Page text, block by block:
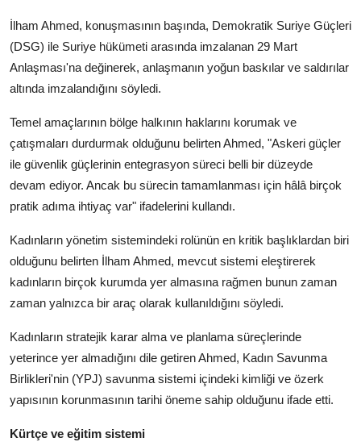
İlham Ahmed, konuşmasının başında, Demokratik Suriye Güçleri
(DSG) ile Suriye hükümeti arasında imzalanan 29 Mart
Anlaşması'na değinerek, anlaşmanın yoğun baskılar ve saldırılar
altında imzalandığını söyledi.
Temel amaçlarının bölge halkının haklarını korumak ve
çatışmaları durdurmak olduğunu belirten Ahmed, "Askeri güçler
ile güvenlik güçlerinin entegrasyon süreci belli bir düzeyde
devam ediyor. Ancak bu sürecin tamamlanması için hâlâ birçok
pratik adıma ihtiyaç var" ifadelerini kullandı.
Kadınların yönetim sistemindeki rolünün en kritik başlıklardan biri
olduğunu belirten İlham Ahmed, mevcut sistemi eleştirerek
kadınların birçok kurumda yer almasına rağmen bunun zaman
zaman yalnızca bir araç olarak kullanıldığını söyledi.
Kadınların stratejik karar alma ve planlama süreçlerinde
yeterince yer almadığını dile getiren Ahmed, Kadın Savunma
Birlikleri'nin (YPJ) savunma sistemi içindeki kimliği ve özerk
yapısının korunmasının tarihi öneme sahip olduğunu ifade etti.
Kürtçe ve eğitim sistemi